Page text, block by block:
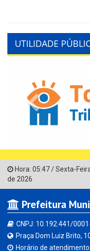
UTILIDADE
Previous
Hora: 05:47/Sexta-
de 2026
Prefeitura
CNPJ: 10.192.441/
Praça Dom Luiz Brito,
Horário de